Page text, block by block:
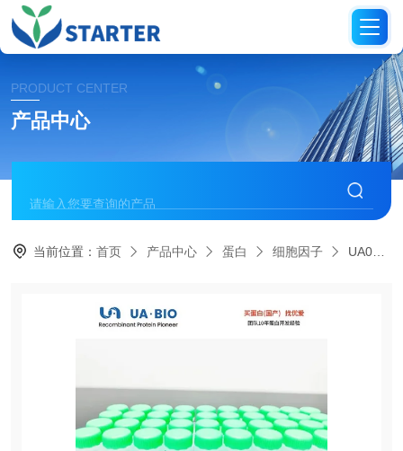
PRODUCT CENTER
产品中心
当前位置：首页 产品中心 蛋白 细胞因子 UA040010IL-15 Protein, Human